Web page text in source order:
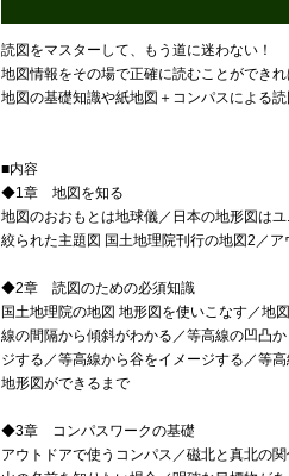
読図をマスターして、もう道に迷わない！
地図情報をその場で正確に読むことができ
地図の基礎知識や紙地図＋コンパスによる
■内容
◆1章 地図を知る
地図のおおもとは地球儀／日本の地形図は
絞られた主題図 国土地理院刊行の地図2／
◆2章 読図のための必須知識
国土地理院の地図 地形図を使いこなす／地
線の間隔から傾斜がわかる／等高線の凹凸
ジする／等高線から谷をイメージする／等
地形図ができるまで
◆3章 コンパスワークの基礎
アウトドアで使うコンパス／磁北と真北の